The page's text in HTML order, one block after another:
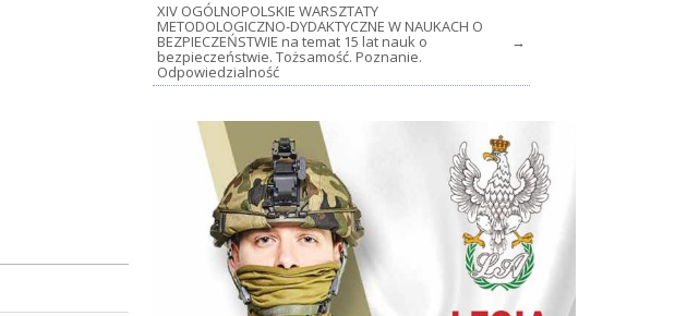
XIV OGÓLNOPOLSKIE WARSZTATY
METODOLOGICZNO-DYDAKTYCZNE W NAUKACH O
BEZPIECZEŃSTWIE na temat 15 lat nauk o
bezpieczeństwie. Tożsamość. Poznanie.
Odpowiedzialność
→